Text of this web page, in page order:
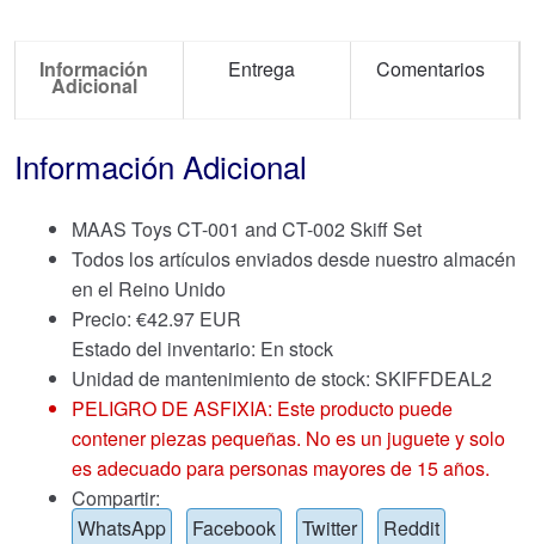
Información
Adicional
Entrega Comentarios
Información Adicional
MAAS Toys CT-001 and CT-002 Skiff Set
Todos los artículos enviados desde nuestro almacén
en el Reino Unido
Precio: €42.97 EUR
Estado del inventario: En stock
Unidad de mantenimiento de stock: SKIFFDEAL2
PELIGRO DE ASFIXIA: Este producto puede
contener piezas pequeñas. No es un juguete y solo
es adecuado para personas mayores de 15 años.
Compartir:
WhatsApp
Facebook Twitter Reddit